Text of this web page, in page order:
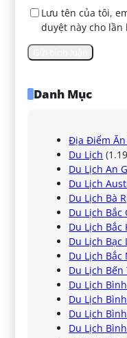
Lưu tên của tôi,
duyệt này cho
Danh Mục
Địa Điểm Ăn
Du Lịch
Du Lịch An
Du Lịch
Du Lịch Bà
Du Lịch Bắc
Du Lịch Bắc
Du Lịch Bạc
Du Lịch Bắc
Du Lịch Bến
Du Lịch
Du Lịch
Du Lịch
Du Lịch